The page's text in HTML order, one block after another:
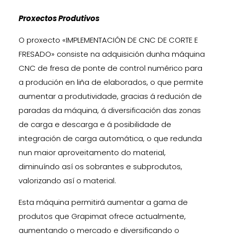
Proxectos Produtivos
O proxecto «IMPLEMENTACIÓN DE CNC DE CORTE E
FRESADO» consiste na adquisición dunha máquina
CNC de fresa de ponte de control numérico para
a produción en liña de elaborados, o que permite
aumentar a produtividade, gracias á redución de
paradas da máquina, á diversificación das zonas
de carga e descarga e á posibilidade de
integración de carga automática, o que redunda
nun maior aproveitamento do material,
diminuíndo así os sobrantes e subprodutos,
valorizando así o material.
Esta máquina permitirá aumentar a gama de
produtos que Grapimat ofrece actualmente,
aumentando o mercado e diversificando o